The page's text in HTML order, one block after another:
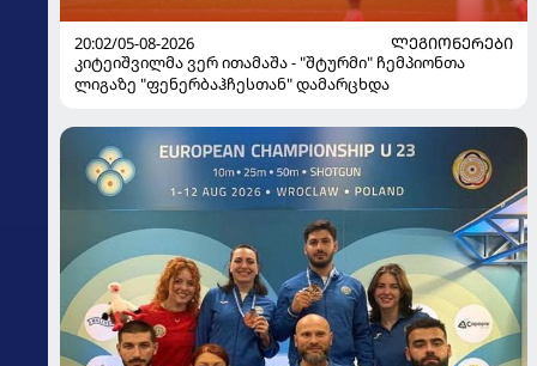
20:02/05-08-2026
ᲚᲔᲒᲘᲝᲜᲔᲠᲔᲑᲘ
კიტეიშვილმა ვერ ითამაშა - "შტურმი" ჩემპიონთა
ლიგაზე "ფენერბაჰჩესთან" დამარცხდა